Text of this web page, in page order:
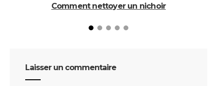
Comment nettoyer un nichoir
Laisser un commentaire